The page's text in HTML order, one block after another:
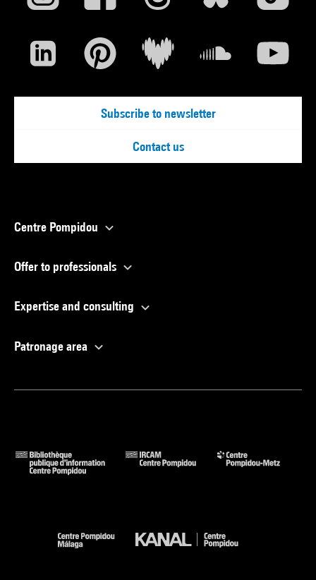
Subscribe to newsletter
Contact us
Centre Pompidou
Offer to professionals
Expertise and consulting
Patronage area